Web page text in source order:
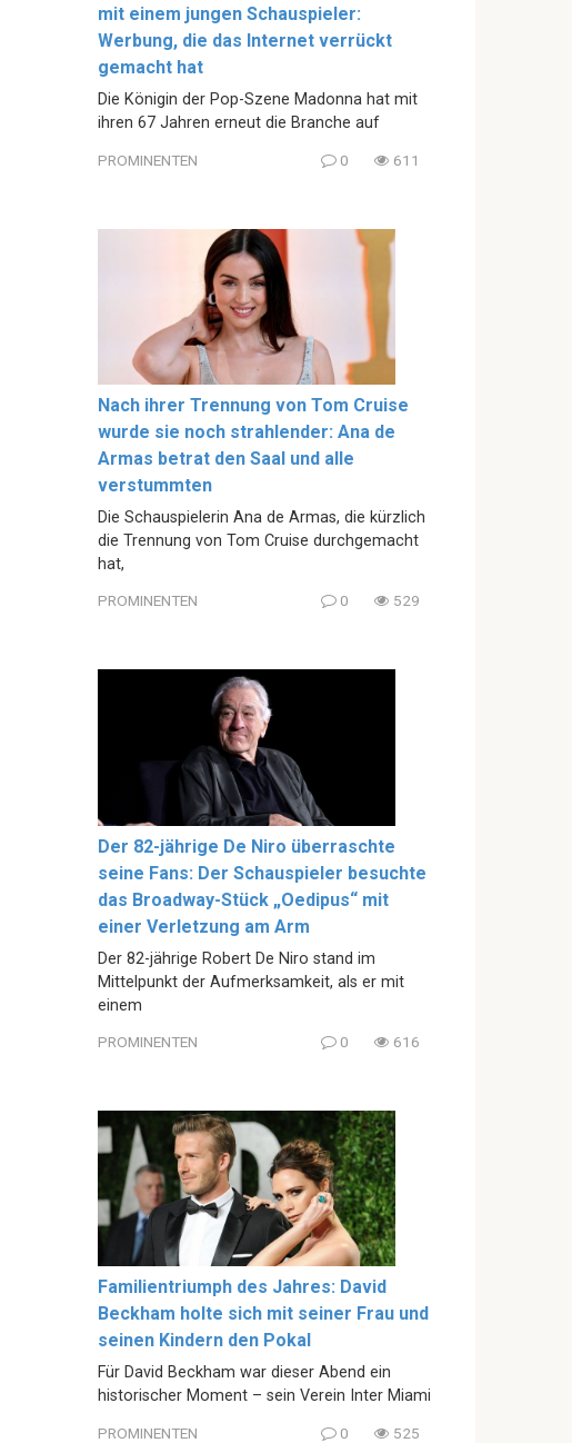
mit einem jungen Schauspieler:
Werbung, die das Internet verrückt
gemacht hat
Die Königin der Pop-Szene Madonna hat mit
ihren 67 Jahren erneut die Branche auf
PROMINENTEN 0 611
Nach ihrer Trennung von Tom Cruise
wurde sie noch strahlender: Ana de
Armas betrat den Saal und alle
verstummten
Die Schauspielerin Ana de Armas, die kürzlich
die Trennung von Tom Cruise durchgemacht
hat,
PROMINENTEN 0 529
Der 82-jährige De Niro überraschte
seine Fans: Der Schauspieler besuchte
das Broadway-Stück „Oedipus“ mit
einer Verletzung am Arm
Der 82-jährige Robert De Niro stand im
Mittelpunkt der Aufmerksamkeit, als er mit
einem
PROMINENTEN 0 616
Familientriumph des Jahres: David
Beckham holte sich mit seiner Frau und
seinen Kindern den Pokal
Für David Beckham war dieser Abend ein
historischer Moment – sein Verein Inter Miami
PROMINENTEN 0 525